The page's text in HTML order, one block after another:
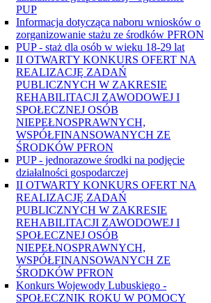
PUP
Informacja dotycząca naboru wniosków o
zorganizowanie stażu ze środków PFRON
PUP - staż dla osób w wieku 18-29 lat
II OTWARTY KONKURS OFERT NA
REALIZACJĘ ZADAŃ
PUBLICZNYCH W ZAKRESIE
REHABILITACJI ZAWODOWEJ I
SPOŁECZNEJ OSÓB
NIEPEŁNOSPRAWNYCH,
WSPÓŁFINANSOWANYCH ZE
ŚRODKÓW PFRON
PUP - jednorazowe środki na podjęcie
działalności gospodarczej
II OTWARTY KONKURS OFERT NA
REALIZACJĘ ZADAŃ
PUBLICZNYCH W ZAKRESIE
REHABILITACJI ZAWODOWEJ I
SPOŁECZNEJ OSÓB
NIEPEŁNOSPRAWNYCH,
WSPÓŁFINANSOWANYCH ZE
ŚRODKÓW PFRON
Konkurs Wojewody Lubuskiego -
SPOŁECZNIK ROKU W POMOCY